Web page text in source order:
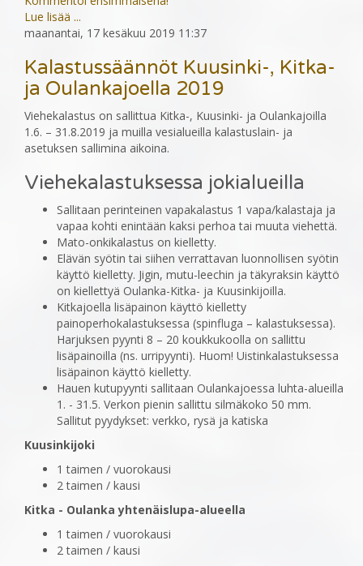
Lue lisää ...
maanantai, 17 kesäkuu 2019 11:37
Kalastussäännöt Kuusinki-, Kitka-
ja Oulankajoella 2019
Viehekalastus on sallittua Kitka-, Kuusinki- ja Oulankajoilla
1.6. – 31.8.2019 ja muilla vesialueilla kalastuslain- ja
asetuksen sallimina aikoina.
Viehekalastuksessa jokialueilla
Sallitaan perinteinen vapakalastus 1 vapa/kalastaja ja
vapaa kohti enintään kaksi perhoa tai muuta viehettä.
Mato-onkikalastus on kielletty.
Elävän syötin tai siihen verrattavan luonnollisen syötin
käyttö kielletty. Jigin, mutu-leechin ja täkyraksin käyttö
on kiellettyä Oulanka-Kitka- ja Kuusinkijoilla.
Kitkajoella lisäpainon käyttö kielletty
painoperhokalastuksessa (spinfluga – kalastuksessa).
Harjuksen pyynti 8 – 20 koukkukoolla on sallittu
lisäpainoilla (ns. urripyynti). Huom! Uistinkalastuksessa
lisäpainon käyttö kielletty.
Hauen kutupyynti sallitaan Oulankajoessa luhta-alueilla
1. - 31.5. Verkon pienin sallittu silmäkoko 50 mm.
Sallitut pyydykset: verkko, rysä ja katiska
Kuusinkijoki
1 taimen / vuorokausi
2 taimen / kausi
Kitka - Oulanka yhtenäislupa-alueella
1 taimen / vuorokausi
2 taimen / kausi